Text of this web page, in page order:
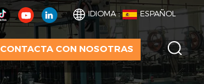
IDIOMA : ESPAÑOL
CONTACTA CON NOSOTRAS